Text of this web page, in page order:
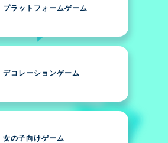
プラットフォームゲーム
デコレーションゲーム
女の子向けゲーム